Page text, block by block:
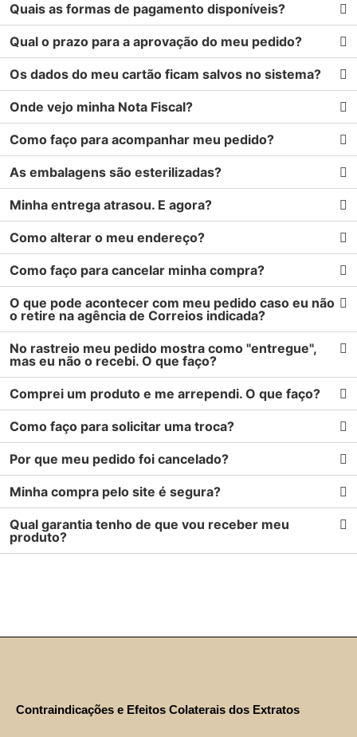
Quais as formas de pagamento disponíveis?
Qual o prazo para a aprovação do meu pedido?
Os dados do meu cartão ficam salvos no sistema?
Onde vejo minha Nota Fiscal?
Como faço para acompanhar meu pedido?
As embalagens são esterilizadas?
Minha entrega atrasou. E agora?
Como alterar o meu endereço?
Como faço para cancelar minha compra?
O que pode acontecer com meu pedido caso eu não
o retire na agência de Correios indicada?
No rastreio meu pedido mostra como "entregue",
mas eu não o recebi. O que faço?
Comprei um produto e me arrependi. O que faço?
Como faço para solicitar uma troca?
Por que meu pedido foi cancelado?
Minha compra pelo site é segura?
Qual garantia tenho de que vou receber meu
produto?
Contraindicações e Efeitos Colaterais dos Extratos